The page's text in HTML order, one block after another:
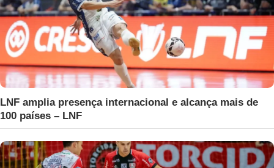
LNF amplia presença internacional e alcança mais de
100 países – LNF